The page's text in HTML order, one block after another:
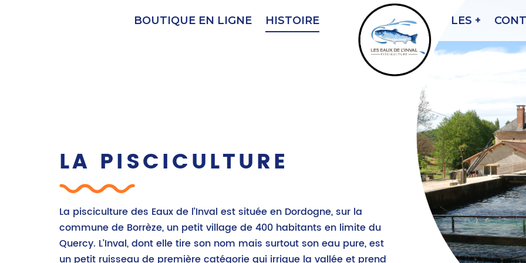
BOUTIQUE EN LIGNE HISTOIRE LES +
LA PISCICULTURE
La pisciculture des Eaux de l’Inval est située en Dordogne, sur la
commune de Borrèze, un petit village de 400 habitants en limite du
Quercy. L’Inval, dont elle tire son nom mais surtout son eau pure, est
un petit ruisseau de première catégorie qui irrigue la vallée et prend